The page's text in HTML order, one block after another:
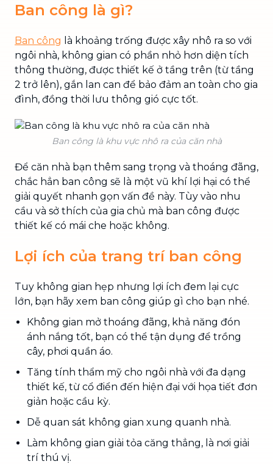
Ban công là gì?
Ban công là khoảng trống được xây nhô ra so với
ngôi nhà, không gian có phần nhỏ hơn diện tích
thông thường, được thiết kế ở tầng trên (từ tầng
2 trở lên), gắn lan can để bảo đảm an toàn cho gia
đình, đồng thời lưu thông gió cực tốt.
Ban công là khu vực nhô ra của căn nhà
Để căn nhà bạn thêm sang trọng và thoáng đãng,
chắc hẳn ban công sẽ là một vũ khí lợi hại có thể
giải quyết nhanh gọn vấn đề này. Tùy vào nhu
cầu và sở thích của gia chủ mà ban công được
thiết kế có mái che hoặc không.
Lợi ích của trang trí ban công
Tuy không gian hẹp nhưng lợi ích đem lại cực
lớn, bạn hãy xem ban công giúp gì cho bạn nhé.
Không gian mở thoáng đãng, khả năng đón
ánh nắng tốt, bạn có thể tận dụng để trồng
cây, phơi quần áo.
Tăng tính thẩm mỹ cho ngôi nhà với đa dạng
thiết kế, từ cổ điển đến hiện đại với họa tiết đơn
giản hoặc cầu kỳ.
Dễ quan sát không gian xung quanh nhà.
Làm không gian giải tỏa căng thẳng, là nơi giải
trí thú vị.